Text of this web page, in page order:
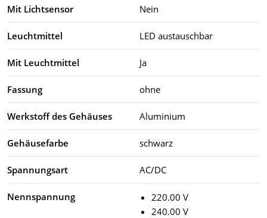
Mit Lichtsensor Nein
Leuchtmittel LED austauschbar
Mit Leuchtmittel Ja
Fassung ohne
Werkstoff des Gehäuses Aluminium
Gehäusefarbe schwarz
Spannungsart AC/DC
Nennspannung
220.00 V
240.00 V